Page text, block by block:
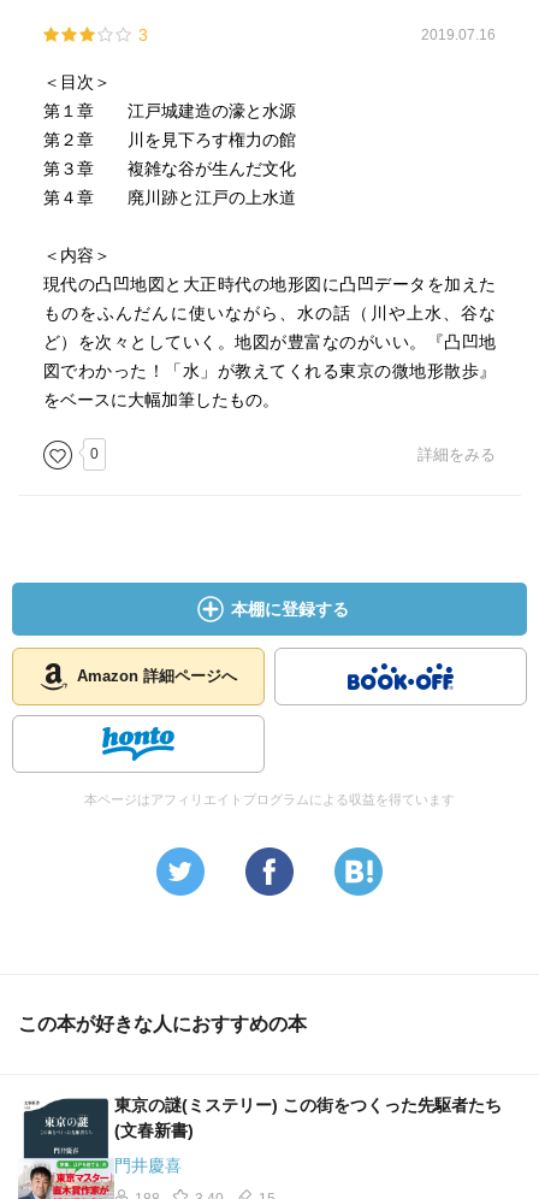
3 2019.07.16
＜目次＞
第１章 江戸城建造の濠と水源
第２章 川を見下ろす権力の館
第３章 複雑な谷が生んだ文化
第４章 廃川跡と江戸の上水道
＜内容＞
現代の凸凹地図と大正時代の地形図に凸凹データを加えた
ものをふんだんに使いながら、水の話（川や上水、谷な
ど）を次々としていく。地図が豊富なのがいい。『凸凹地
図でわかった！「水」が教えてくれる東京の微地形散歩』
をベースに大幅加筆したもの。
0 詳細をみる
本棚に登録する
Amazon 詳細ページへ
本ページはアフィリエイトプログラムによる収益を得ています
この本が好きな人におすすめの本
東京の謎(ミステリー) この街をつくった先駆者たち
(文春新書)
門井慶喜